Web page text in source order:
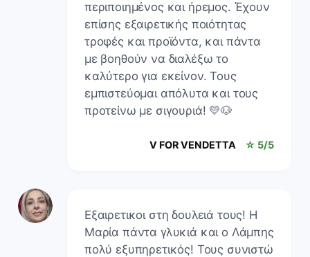
περιποιημένος και ήρεμος. Έχουν
επίσης εξαιρετικής ποιότητας
τροφές και προϊόντα, και πάντα
με βοηθούν να διαλέξω το
καλύτερο για εκείνον. Τους
εμπιστεύομαι απόλυτα και τους
προτείνω με σιγουριά! 💛🐶
V FOR VENDETTA ☆ 5/5
Εξαιρετικοι στη δουλειά τους! Η
Μαρία πάντα γλυκιά και ο Λάμπης
πολύ εξυπηρετικός! Τους συνιστώ